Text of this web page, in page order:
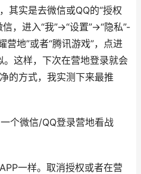
其实是去微信或QQ的“授权
，进入“我”->“设置”->“隐私”-
营地”或者“腾讯游戏”，点进
这样，下次在营地登录就会
的方式，我实测下来最推
个微信/QQ登录营地看战
一样。取消授权或者在营